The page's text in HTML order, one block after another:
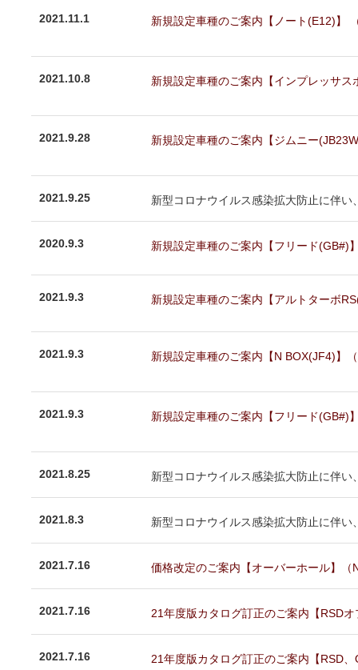
2021.11.1 新規設定車種のご案内【ノート(E12)】
2021.10.8 新規設定車種のご案内【インプレッサ
2021.9.28 新規設定車種のご案内【ジムニー
2021.9.25 新型コロナウイルス感染拡大防止に伴
2020.9.3 新規設定車種のご案内【フリード(GB#)
2021.9.3 新規設定車種のご案内【アルトターボ
2021.9.3 新規設定車種のご案内【N BOX(JF4)】
2021.9.3 新規設定車種のご案内【フリード(GB#)
2021.8.25 新型コロナウイルス感染拡大防止に伴
2021.8.3 新型コロナウイルス感染拡大防止に伴
2021.7.16 価格改定のご案内【オーバーホール】
2021.7.16 21年度版カタログ訂正のご案内【RSD
2021.7.16 21年度版カタログ訂正のご案内【RSD